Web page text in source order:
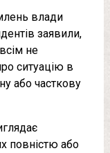
влади
заявили,
не
ситуацію в
або часткову
повністю або